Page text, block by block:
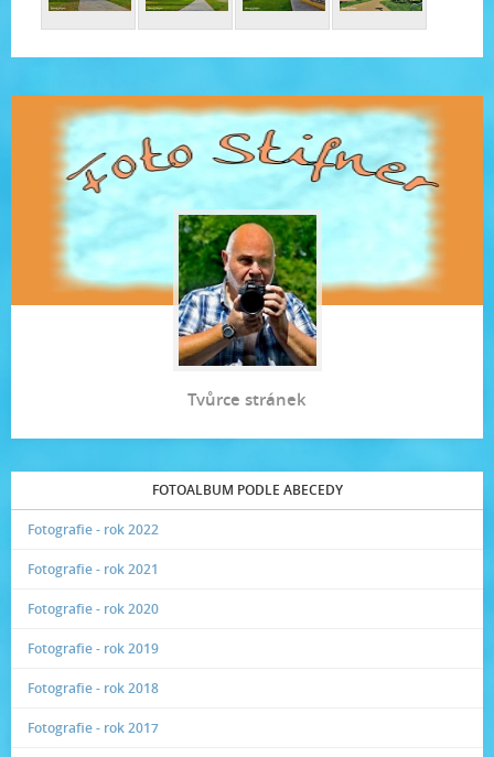
Tvůrce stránek
FOTOALBUM PODLE ABECEDY
Fotografie - rok 2022
Fotografie - rok 2021
Fotografie - rok 2020
Fotografie - rok 2019
Fotografie - rok 2018
Fotografie - rok 2017